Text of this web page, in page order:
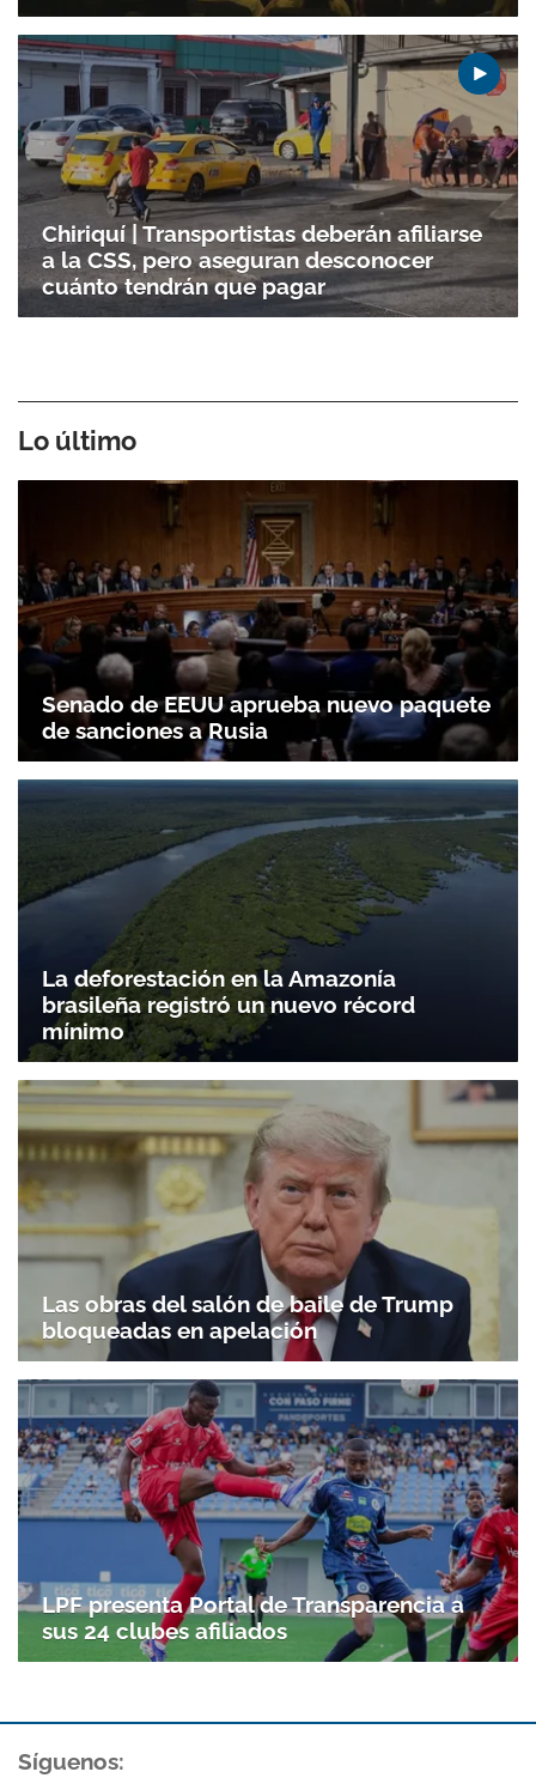
Chiriquí | Transportistas deberán afiliarse
a la CSS, pero aseguran desconocer
cuánto tendrán que pagar
Lo último
Senado de EEUU aprueba nuevo paquete
de sanciones a Rusia
La deforestación en la Amazonía
brasileña registró un nuevo récord
mínimo
Las obras del salón de baile de Trump
bloqueadas en apelación
LPF presenta Portal de Transparencia a
sus 24 clubes afiliados
Síguenos: